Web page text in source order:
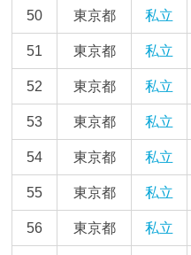
50 東京都 私立
51 東京都 私立
52 東京都 私立
53 東京都 私立
54 東京都 私立
55 東京都 私立
56 東京都 私立